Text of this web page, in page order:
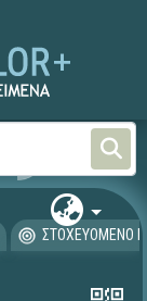
ΣΤΟΧΕΥΟΜΕΝΟ